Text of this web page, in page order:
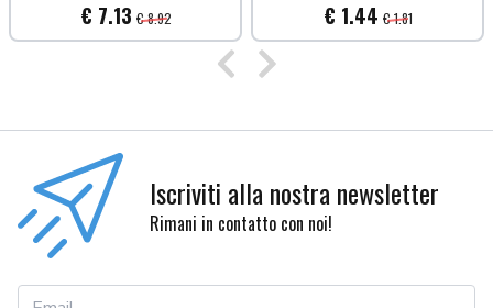
€ 7.13 € 8.92 € 1.44 € 1.81
Iscriviti alla nostra newsletter
Rimani in contatto con noi!